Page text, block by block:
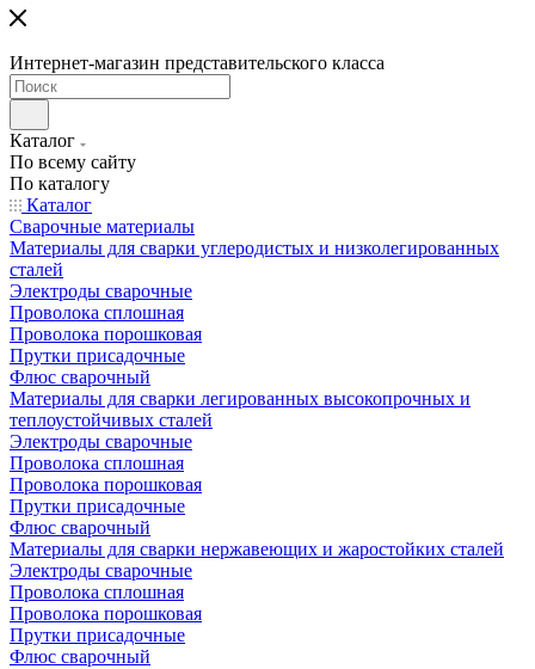
Интернет-магазин представительского класса
Каталог
По всему сайту
По каталогу
Каталог
Сварочные материалы
Материалы для сварки углеродистых и низколегированных
сталей
Электроды сварочные
Проволока сплошная
Проволока порошковая
Прутки присадочные
Флюс сварочный
Материалы для сварки легированных высокопрочных и
теплоустойчивых сталей
Электроды сварочные
Проволока сплошная
Проволока порошковая
Прутки присадочные
Флюс сварочный
Материалы для сварки нержавеющих и жаростойких сталей
Электроды сварочные
Проволока сплошная
Проволока порошковая
Прутки присадочные
Флюс сварочный